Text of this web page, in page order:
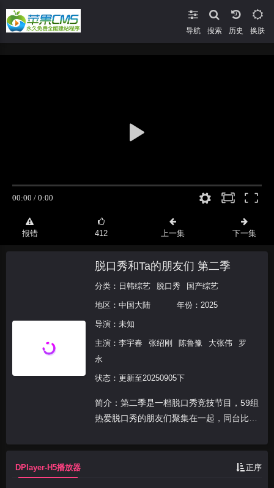
导航 搜索 换肤
报错 412 上一集 下一集
脱口秀和Ta的朋友们 第二季
分类： 日韩综艺 脱口秀 国产综艺
地区： 中国大陆 年份： 2025
导演：未知
主演： 李宇春 张绍刚 陈鲁豫 大张伟
罗
永
状态：更新至20250905下
简介：第二季是一档脱口秀竞技节目，59组
热爱脱口秀的朋友们聚集在一起，同台比
应对生活挑战，用自己的真实人生经历作为
鲜活样本，让观众们找到生活参照，获得力
DPlayer-H5播放器 正序